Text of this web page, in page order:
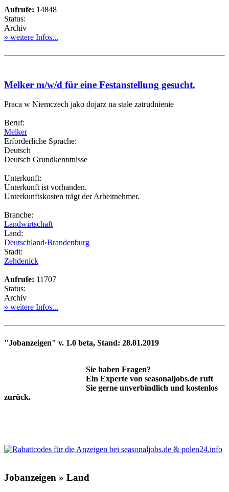
Aufrufe: 14848
Status:
Archiv
» weitere Infos...
Melker m/w/d für eine Festanstellung gesucht.
Praca w Niemczech jako dojarz na stałe zatrudnienie
Beruf:
Melker
Erforderliche Sprache:
Deutsch
Deutsch Grundkenntnisse
Unterkunft:
Unterkunft ist vorhanden.
Unterkunftskosten trägt der Arbeitnehmer.
Branche:
Landwirtschaft
Land:
Deutschland›Brandenburg
Stadt:
Zehdenick
Aufrufe: 11707
Status:
Archiv
» weitere Infos...
"Jobanzeigen" v. 1.0 beta, Stand: 28.01.2019
Sie haben Fragen?
Ein Experte von seasonaljobs.de ruft
Sie gerne unverbindlich und kostenlos
zurück.
Jobanzeigen » Land